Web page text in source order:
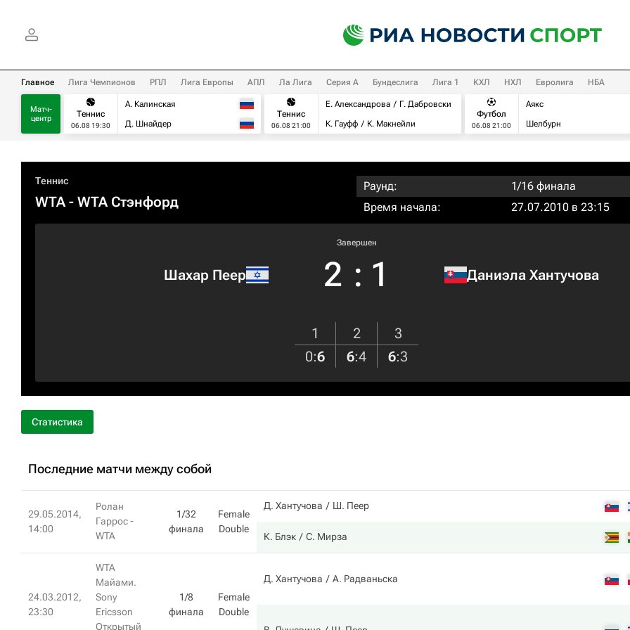
Главное Лига Чемпионов РПЛ Лига Европы АПЛ Ла Лига Серия А Бундеслига Лига 1 КХЛ НХЛ Евролига НБА
Матч-
центр
Теннис
06.08 19:30
А. Калинская
Д. Шнайдер
Теннис
06.08 21:00
Е. Александрова
Г. Дабровски
К. Гауфф
К. Макнейли
Футбол
06.08 21:00
Аякс
Шелбурн
Теннис
WTA- WTA Стэнфорд
Раунд:
1/16 финала
Время начала:
27.07.2010 в 23:15
Шахар Пеер
Завершен
2 : 1 Даниэла Хантучова
1 2
3
0:6 6:4 6:3
Статистика
Последние матчи между собой
29.05.2014,
14:00
Ролан
Гаррос -
WTA
1/32
финала
Female
Double
Д. Хантучова Ш. Пеер
К. Блэк С. Мирза
24.03.2012,
23:30
WTA
Майами.
Sony
Ericsson
Открытый
1/8
финала
Female
Double
Д. Хантучова А. Радваньска